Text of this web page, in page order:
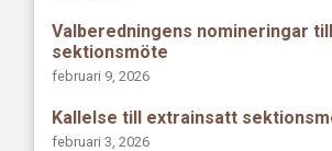
Valberedningens nomineringar
sektionsmöte
februari 9, 2026
Kallelse till extrainsatt
februari 3, 2026